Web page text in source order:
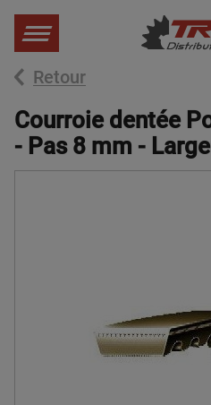
Retour
Courroie dentée
- Pas 8 mm -